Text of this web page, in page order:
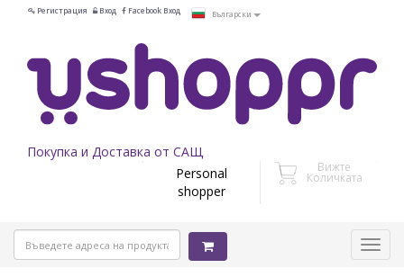
Регистрация Вход Facebook Вход Български
Покупка и Доставка от САЩ
Personal
shopper
Вижте
Количката